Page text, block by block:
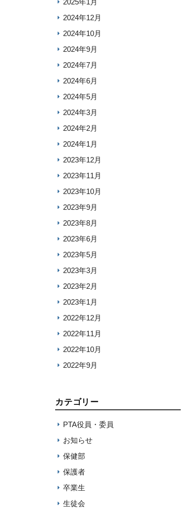
2025年1月
2024年12月
2024年10月
2024年9月
2024年7月
2024年6月
2024年5月
2024年3月
2024年2月
2024年1月
2023年12月
2023年11月
2023年10月
2023年9月
2023年8月
2023年6月
2023年5月
2023年3月
2023年2月
2023年1月
2022年12月
2022年11月
2022年10月
2022年9月
カテゴリー
PTA役員・委員
お知らせ
保健部
保護者
卒業生
生徒会